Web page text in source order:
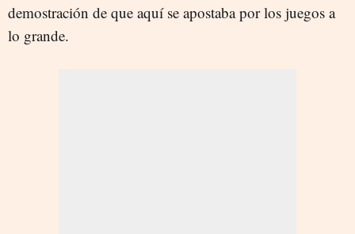
demostración de que aquí se apostaba por los juegos a
lo grande.